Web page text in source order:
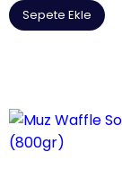
Sepete Ekle